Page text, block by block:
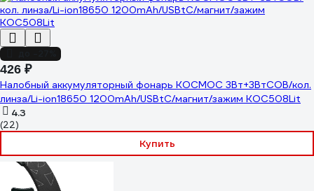
426 ₽
Налобный аккумуляторный фонарь КОСМОС 3Вт+3ВтCOB/кол.
линза/Li-ion18650 1200mAh/USBtC/магнит/зажим KOC508Lit
4.3
(22)
Купить